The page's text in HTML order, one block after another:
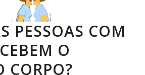
PESSOAS COM
O
CORPO?